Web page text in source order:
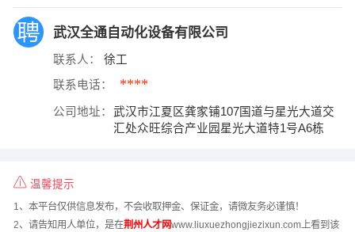
武汉全通自动化设备有限公司
联系人： 徐工
联系电话： ****
公司地址：
武汉市江夏区龚家铺107国道与星光大道交
汇处众旺综合产业园星光大道特1号A6栋
温馨提示
1、本平台仅供信息发布，不会收取押金、保证金，请微友务必谨慎！
2、请告知用人单位，是在荆州人才网www.liuxuezhongjiezixun.com上看到该